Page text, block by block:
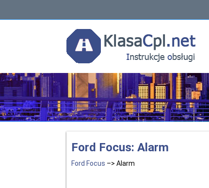
Ford Focus: Alarm
Ford Focus –> Alarm